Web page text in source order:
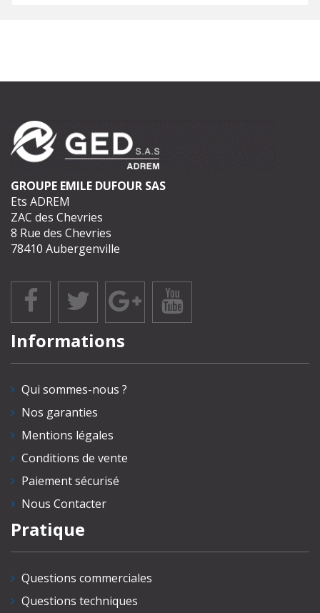
GROUPE EMILE DUFOUR SAS
Ets ADREM
ZAC des Chevries
8 Rue des Chevries
78410 Aubergenville
Informations
Qui sommes-nous ?
Nos garanties
Mentions légales
Conditions de vente
Paiement sécurisé
Nous Contacter
Pratique
Questions commerciales
Questions techniques